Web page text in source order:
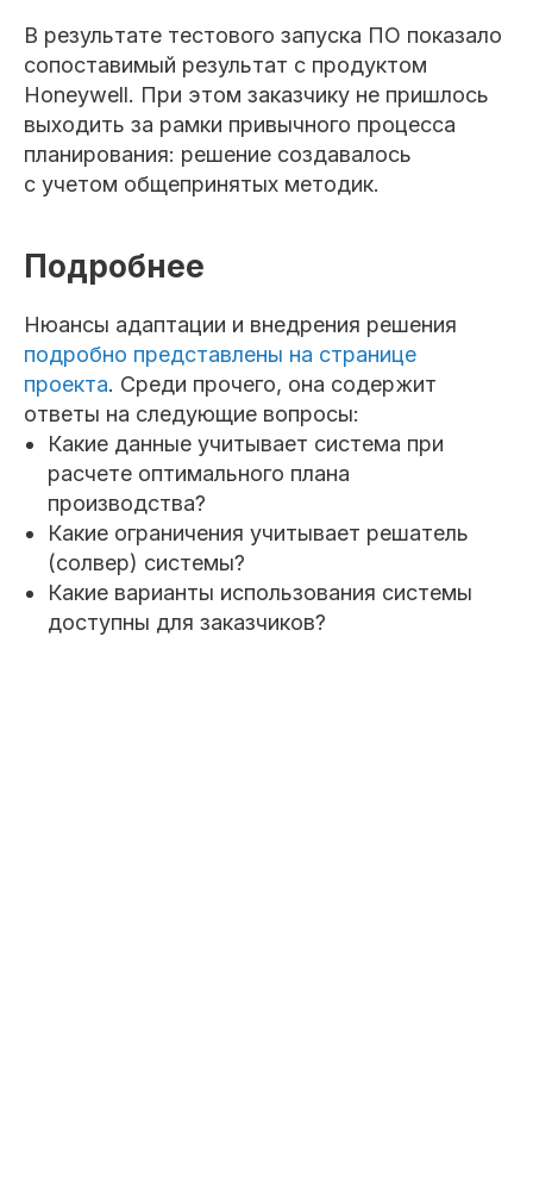
В результате тестового запуска ПО показало
сопоставимый результат с продуктом
Honeywell. При этом заказчику не пришлось
выходить за рамки привычного процесса
планирования: решение создавалось
с учетом общепринятых методик.
Подробнее
Нюансы адаптации и внедрения решения
подробно представлены на странице
проекта. Среди прочего, она содержит
ответы на следующие вопросы:
Какие данные учитывает система при
расчете оптимального плана
производства?
Какие ограничения учитывает решатель
(солвер) системы?
Какие варианты использования системы
доступны для заказчиков?